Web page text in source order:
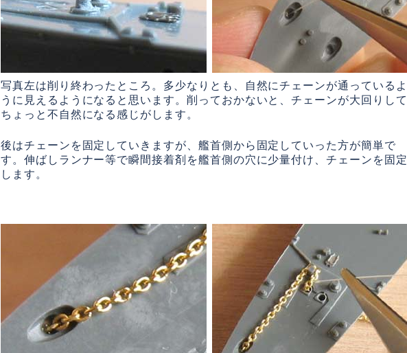
写真左は削り終わったところ。多少なりとも、自然にチェーンが通っているよ
うに見えるようになると思います。削っておかないと、チェーンが大回りして
ちょっと不自然になる感じがします。
後はチェーンを固定していきますが、艦首側から固定していった方が簡単で
す。伸ばしランナー等で瞬間接着剤を艦首側の穴に少量付け、チェーンを固定
します。